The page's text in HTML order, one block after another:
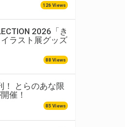
126 Views
2026「き
ラスト展グッズ
88 Views
！ とらのあな限
催！
85 Views